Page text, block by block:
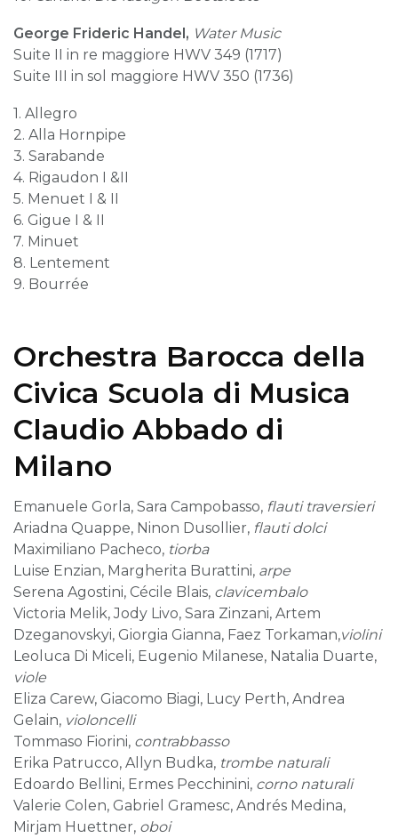
George Frideric Handel, Water Music
Suite II in re maggiore HWV 349 (1717)
Suite III in sol maggiore HWV 350 (1736)
1. Allegro
2. Alla Hornpipe
3. Sarabande
4. Rigaudon I &II
5. Menuet I & II
6. Gigue I & II
7. Minuet
8. Lentement
9. Bourrée
Orchestra Barocca della
Civica Scuola di Musica
Claudio Abbado di
Milano
Emanuele Gorla, Sara Campobasso, flauti traversieri
Ariadna Quappe, Ninon Dusollier, flauti dolci
Maximiliano Pacheco, tiorba
Luise Enzian, Margherita Burattini, arpe
Serena Agostini, Cécile Blais, clavicembalo
Victoria Melik, Jody Livo, Sara Zinzani, Artem
Dzeganovskyi, Giorgia Gianna, Faez Torkaman,violini
Leoluca Di Miceli, Eugenio Milanese, Natalia Duarte,
viole
Eliza Carew, Giacomo Biagi, Lucy Perth, Andrea
Gelain, violoncelli
Tommaso Fiorini, contrabbasso
Erika Patrucco, Allyn Budka, trombe naturali
Edoardo Bellini, Ermes Pecchinini, corno naturali
Valerie Colen, Gabriel Gramesc, Andrés Medina,
Mirjam Huettner, oboi